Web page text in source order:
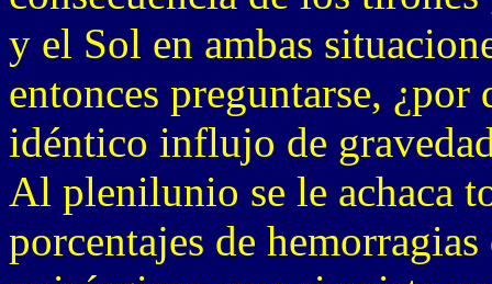
y el Sol en ambas
entonces preguntarse,
idéntico influjo de
Al plenilunio se le achaca
porcentajes de